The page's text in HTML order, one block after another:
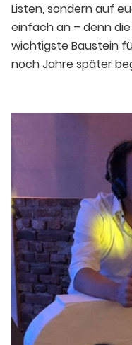
Listen, sondern auf
einfach an – denn
wichtigste Baustein
noch Jahre später